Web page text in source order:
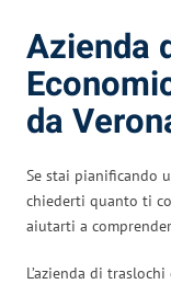
Azienda
da
Se stai pianificando
chiederti quanto ti
aiutarti a
L’azienda di